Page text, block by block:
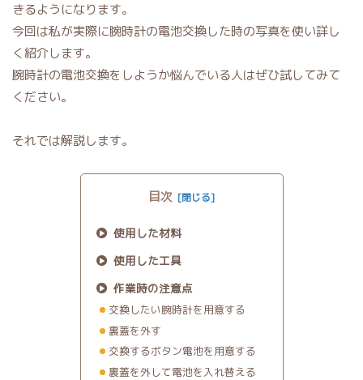
きるようになります。
今回は私が実際に腕時計の電池交換した時の写真を使い詳し
く紹介します。
腕時計の電池交換をしようか悩んでいる人はぜひ試してみて
ください。
それでは解説します。
目次
使用した材料
使用した工具
作業時の注意点
交換したい腕時計を用意する
裏蓋を外す
交換するボタン電池を用意する
裏蓋を外して電池を入れ替える